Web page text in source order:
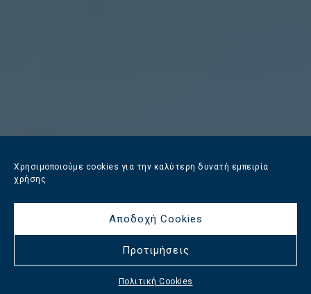
Χρησιμοποιούμε cookies για την καλύτερη δυνατή εμπειρία
χρήσης
Αποδοχή Cookies
Προτιμήσεις
Πολιτική Cookies